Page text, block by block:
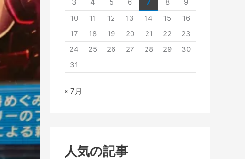
3
4 5 6 7 8
9
10
11 12 13 14 15
16
17
18 19 20 21 22
23
24
25 26 27 28 29
30
31
« 7月
人気の記事